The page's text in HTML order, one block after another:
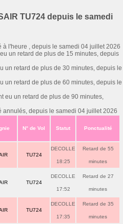
TU724 depuis le samedi
à l'heure , depuis le samedi 04 juillet 2026
un retard de plus de 15 minutes, depuis
un retard de plus de 30 minutes, depuis le
un retard de plus de 60 minutes, depuis le
eu un retard de plus de 90 minutes,
annulés, depuis le samedi 04 juillet 2026
N° de Vol Statut Ponctualité
TU724
DECOLLE
18:25
Retard de 55
minutes
TU724
DECOLLE
17:52
Retard de 27
minutes
TU724
DECOLLE
17:35
Retard de 35
minutes